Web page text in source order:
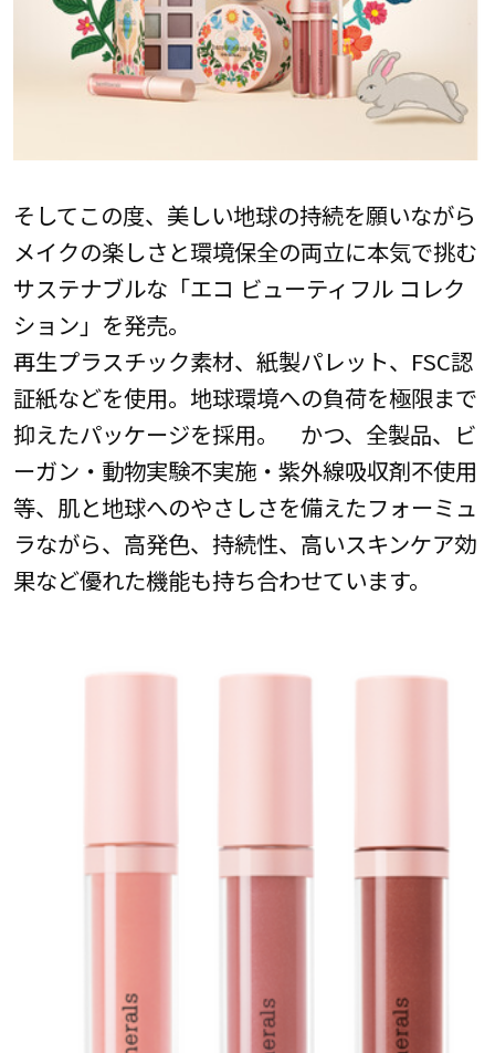
そしてこの度、美しい地球の持続を願いながら
メイクの楽しさと環境保全の両立に本気で挑む
サステナブルな「エコ ビューティフル コレク
ション」を発売。
再生プラスチック素材、紙製パレット、FSC認
証紙などを使用。地球環境への負荷を極限まで
抑えたパッケージを採用。 かつ、全製品、ビ
ーガン・動物実験不実施・紫外線吸収剤不使用
等、肌と地球へのやさしさを備えたフォーミュ
ラながら、高発色、持続性、高いスキンケア効
果など優れた機能も持ち合わせています。